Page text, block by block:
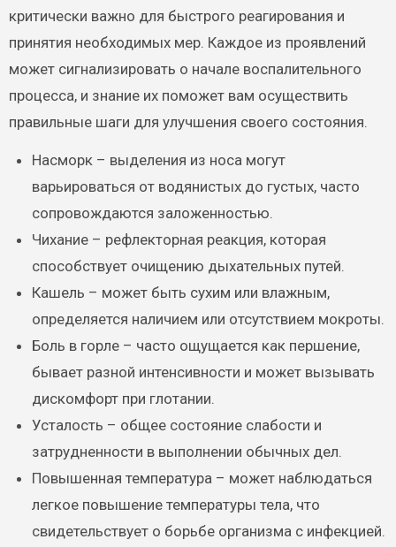
критически важно для быстрого реагирования и
принятия необходимых мер. Каждое из проявлений
может сигнализировать о начале воспалительного
процесса, и знание их поможет вам осуществить
правильные шаги для улучшения своего состояния.
Насморк – выделения из носа могут
варьироваться от водянистых до густых, часто
сопровождаются заложенностью.
Чихание – рефлекторная реакция, которая
способствует очищению дыхательных путей.
Кашель – может быть сухим или влажным,
определяется наличием или отсутствием мокроты.
Боль в горле – часто ощущается как першение,
бывает разной интенсивности и может вызывать
дискомфорт при глотании.
Усталость – общее состояние слабости и
затрудненности в выполнении обычных дел.
Повышенная температура – может наблюдаться
легкое повышение температуры тела, что
свидетельствует о борьбе организма с инфекцией.